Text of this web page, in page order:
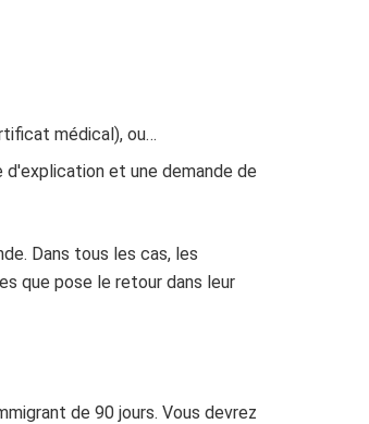
médical), ou…
et une demande de
Dans tous les cas, les
que pose le retour dans leur
de 90 jours. Vous devrez